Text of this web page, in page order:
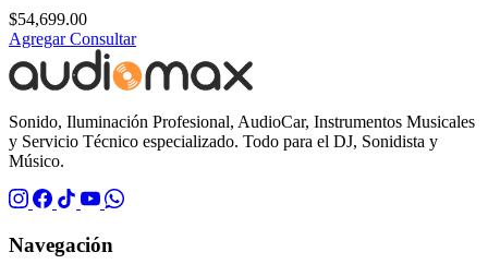
$54,699.00
AgregarConsultar
Sonido, Iluminación Profesional, AudioCar, Instrumentos Musicales
y Servicio Técnico especializado. Todo para el DJ, Sonidista y
Músico.
Navegación